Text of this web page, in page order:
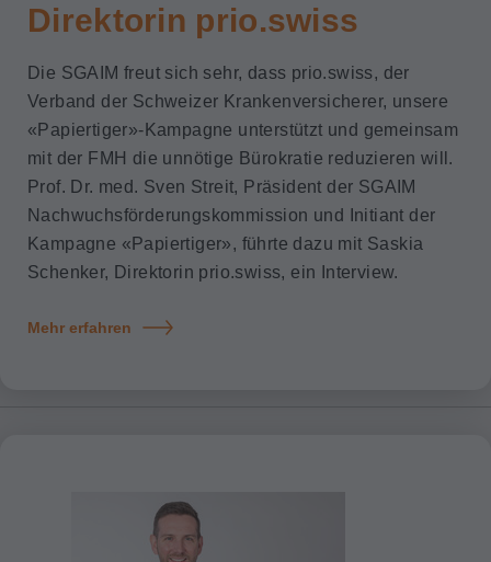
Direktorin prio.swiss
Die SGAIM freut sich sehr, dass prio.swiss, der
Verband der Schweizer Krankenversicherer, unsere
«Papiertiger»-Kampagne unterstützt und gemeinsam
mit der FMH die unnötige Bürokratie reduzieren will.
Prof. Dr. med. Sven Streit, Präsident der SGAIM
Nachwuchsförderungskommission und Initiant der
Kampagne «Papiertiger», führte dazu mit Saskia
Schenker, Direktorin prio.swiss, ein Interview.
Mehr erfahren